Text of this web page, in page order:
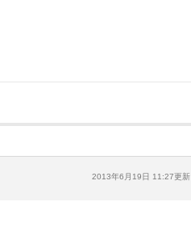
2013年6月19日 11:27更新